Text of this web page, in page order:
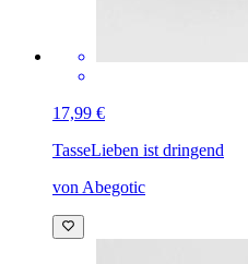
17,99 €
TasseLieben ist dringend
von Abegotic